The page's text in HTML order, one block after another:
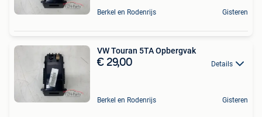
Berkel en Rodenrijs Gisteren
VW Touran 5TA Opbergvak
€ 29,00 Details
Berkel en Rodenrijs Gisteren